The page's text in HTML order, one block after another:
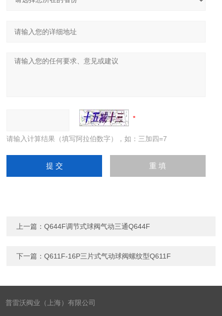
请输入计算结果（填写阿拉伯数字），如：三加四=7
上一篇：Q644F调节式球阀气动三通Q644F
下一篇：Q611F-16P三片式气动球阀螺纹型Q611F
普雷沃阀业（上海）有限公司